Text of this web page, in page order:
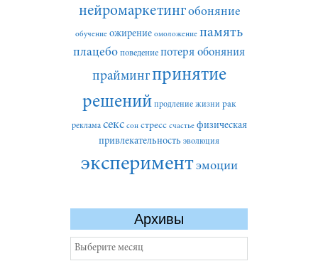
нейромаркетингобоняние
обучение ожирение омоложение память
плацебо поведение потеря обоняния
праймингпринятие
решений продление жизни рак
реклама секс сон стресс счастье физическая
привлекательность эволюция
экспериментэмоции
Архивы
Архивы